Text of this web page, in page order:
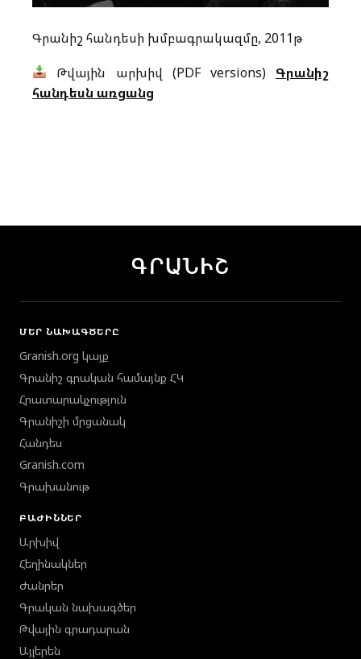
Գրանիշ հանդեսի խմբագրակազմը, 2011թ
Թվային արխիվ (PDF versions) Գրանիշ
հանդեսն առցանց
ԳՐԱՆԻՇ
ՄԵՐ ՆԱԽԱԳԾԵՐԸ
Granish.org կայք
Գրանիշ գրական համայնք ՀԿ
Հրատարակչություն
Գրանիշի մրցանակ
Հանդես
Granish.com
Գրախանութ
ԲԱԺԻՆՆԵՐ
Արխիվ
Հեղինակներ
Ժանրեր
Գրական նախագծեր
Թվային գրադարան
Այլերեն